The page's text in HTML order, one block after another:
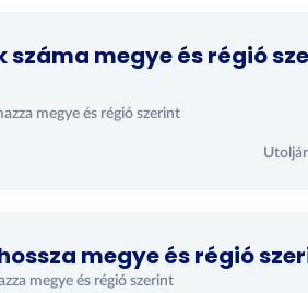
megye és régió
megye és régió szerint
megye és régió
megye és régió szerint